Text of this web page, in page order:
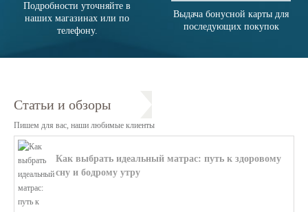
Подробности уточняйте в
наших магазинах или по
телефону.
Выдача бонусной карты для
последующих покупок
Статьи и обзоры
Пишем для вас, наши любимые клиенты
Как выбрать идеальный матрас: путь к здоровому
сну и бодрому утру